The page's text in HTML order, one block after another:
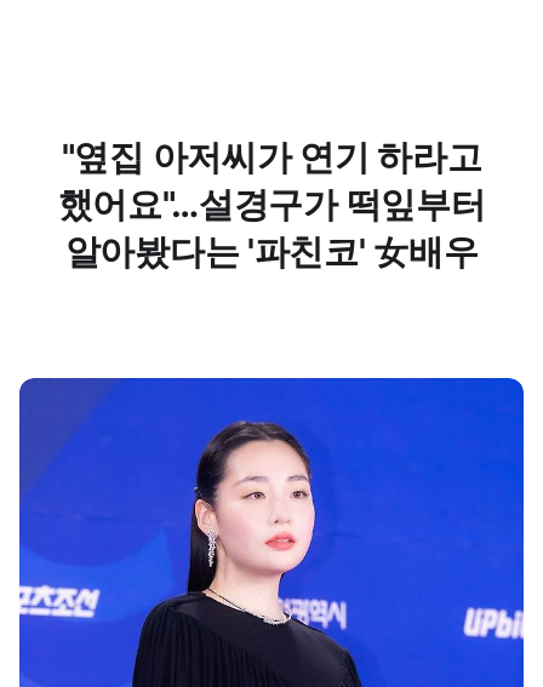
"옆집 아저씨가 연기 하라고
했어요"…설경구가 떡잎부터
알아봤다는 '파친코' 女배우